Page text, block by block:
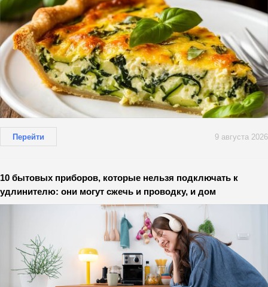
Перейти 9 августа 2026
10 бытовых приборов, которые нельзя подключать к
удлинителю: они могут сжечь и проводку, и дом